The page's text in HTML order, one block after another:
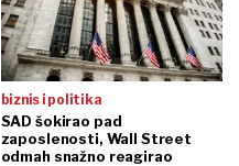
biznis i politika
SAD šokirao pad
zaposlenosti, Wall Street
odmah snažno reagirao